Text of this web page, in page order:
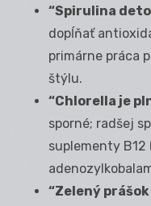
“Spirulina
dopĺňať
primárne práca
štýlu.
“Chlorella je
sporné; radšej
suplementy
“Zelený